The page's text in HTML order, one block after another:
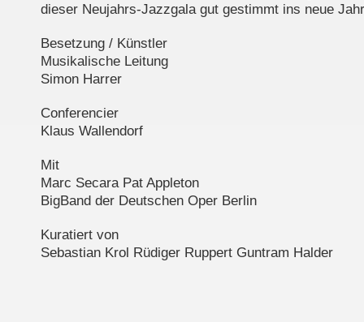
dieser Neujahrs-Jazzgala gut gestimmt ins neue
Besetzung / Künstler
Musikalische Leitung
Simon Harrer
Conferencier
Klaus Wallendorf
Mit
Marc Secara Pat Appleton
BigBand der Deutschen Oper Berlin
Kuratiert von
Sebastian Krol Rüdiger Ruppert Guntram Halder